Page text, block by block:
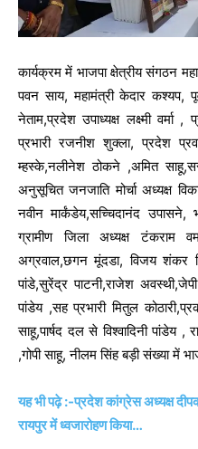
कार्यक्रम में भाजपा क्षेत्रीय संगठन
पवन साय, महामंत्री केदार कश्यप,
नेताम,प्रदेश उपाध्यक्ष लक्ष्मी वर्मा
प्रभारी रजनीश शुक्ला, प्रदेश
म्हस्के,नलीनेश ठोकने ,अमित
अनुसूचित जनजाति मोर्चा अध्यक्ष
नवीन मार्कंडेय,सच्चिदानंद
ग्रामीण जिला अध्यक्ष टंकराम
अग्रवाल,छगन मूंदडा, विजय शंकर
पांडे,सुरेंद्र पाटनी,राजेश
पांडेय ,सह प्रभारी मितुल
साहू,पार्षद दल से विश्वादिनी पांडेय
,गोपी साहू, नीलम सिंह बड़ी संख्या में
यह भी पढ़े :-प्रदेश कांग्रेस अध्यक्ष
रायपुर में ध्वजारोहण किया…